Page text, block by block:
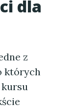
dla
z
których